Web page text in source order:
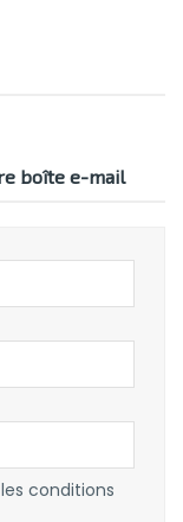
boîte e-mail
conditions